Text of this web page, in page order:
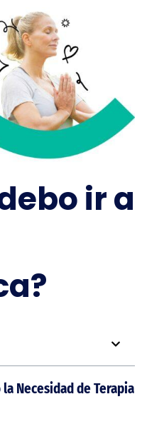
ir a
Necesidad de Terapia